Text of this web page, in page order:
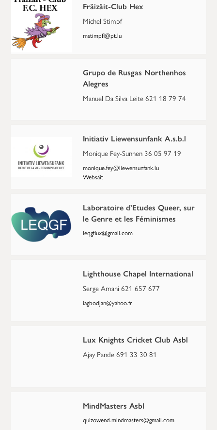
Fräizäit-Club Hex
Michel Stimpf
mstimpfl@pt.lu
Grupo de Rusgas Northenhos
Alegres
Manuel Da Silva Leite 621 18 79 74
Initiativ Liewensunfank A.s.b.l
Monique Fey-Sunnen 36 05 97 19
monique.fey@liewensunfank.lu
Websäit
Laboratoire d’Etudes Queer, sur
le Genre et les Féminismes
leqgflux@gmail.com
Lighthouse Chapel International
Serge Amani 621 657 677
iagbodjan@yahoo.fr
Lux Knights Cricket Club Asbl
Ajay Pande 691 33 30 81
MindMasters Asbl
quizowend.mindmasters@gmail.com